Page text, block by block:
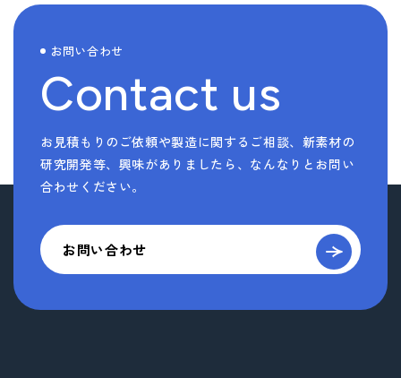
お問い合わせ
Contact us
お見積もりのご依頼や製造に関するご相談、新素材の
研究開発等、 興味がありましたら、なんなりとお問い
合わせください。
お問い合わせ